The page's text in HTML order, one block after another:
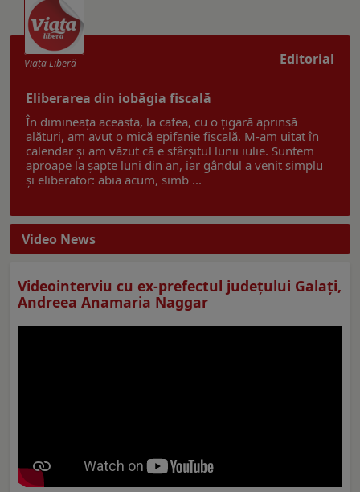
Editorial
Viaţa Liberă
Eliberarea din iobăgia fiscală
În dimineața aceasta, la cafea, cu o țigară aprinsă
alături, am avut o mică epifanie fiscală. M-am uitat în
calendar și am văzut că e sfârșitul lunii iulie. Suntem
aproape la șapte luni din an, iar gândul a venit simplu
și eliberator: abia acum, simb ...
Video News
Videointerviu cu ex-prefectul judeţului Galaţi,
Andreea Anamaria Naggar